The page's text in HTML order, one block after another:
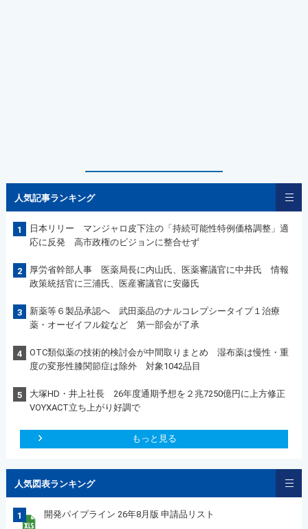
人気記事ランキング
1
日本リリー マンジャロ皮下注の「持続可能性特例価格調整」適
応に反発 高市政権のビジョンに整合せず
2
厚労省幹部人事 医薬局長に内山氏、医薬審議官に中井氏 情報
政策統括官に三浦氏、医産審議官に安藤氏
3
新薬等６製品承認へ 武田薬品のナルコレプシータイプ１治療
薬・オーゼイフル錠など 第一部会が了承
4
OTC類似薬の技術的検討会が中間取りまとめ 湿布薬は慢性・重
度の変形性膝関節症は除外 対象1042品目
5
大塚HD・井上社長 26年度通期予想を２兆7250億円に上方修正
VOYXACT立ち上がり好調で
もっと見る
人気図表ランキング
1 開発パイプライン 26年8月版 申請品リスト